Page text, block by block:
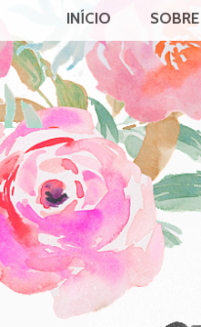
INÍCIO SOBRE